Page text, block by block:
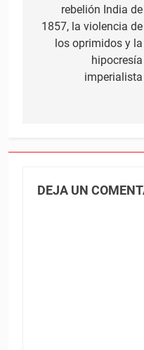
entradas
rebelión India de
1857, la violencia de
los oprimidos y la
hipocresía
imperialista
DEJA UN